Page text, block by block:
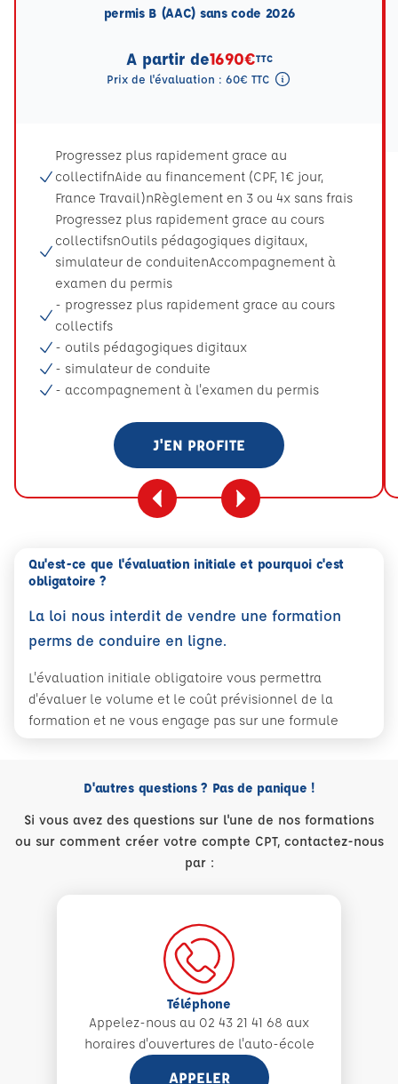
permis B (AAC) sans code 2026
A partir de1690€TTC
Prix de l'évaluation : 60€ TTC
Progressez plus rapidement grace au
collectifnAide au financement (CPF, 1€ jour,
France Travail)nRèglement en 3 ou 4x sans frais
Progressez plus rapidement grace au cours
collectifsnOutils pédagogiques digitaux,
simulateur de conduitenAccompagnement à
examen du permis
- progressez plus rapidement grace au cours
collectifs
- outils pédagogiques digitaux
- simulateur de conduite
- accompagnement à l'examen du permis
J'EN PROFITE
Qu'est-ce que l'évaluation initiale et pourquoi c'est
obligatoire ?
La loi nous interdit de vendre une formation
perms de conduire en ligne.
L'évaluation initiale obligatoire vous permettra
d'évaluer le volume et le coût prévisionnel de la
formation et ne vous engage pas sur une formule
D'autres questions ? Pas de panique !
Si vous avez des questions sur l'une de nos formations
ou sur comment créer votre compte CPT, contactez-nous
par :
Téléphone
Appelez-nous au 02 43 21 41 68 aux
horaires d'ouvertures de l'auto-école
APPELER